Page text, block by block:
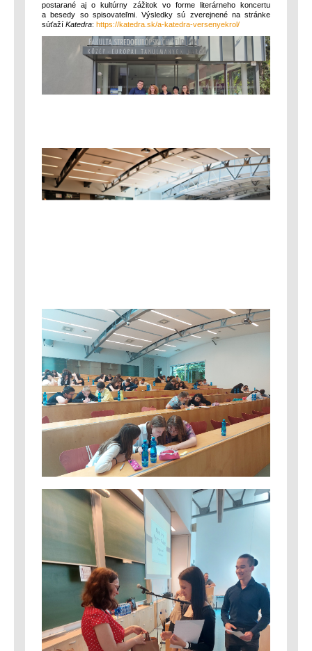
postarané aj o kultúrny zážitok vo forme literárneho koncertu
a besedy so spisovateľmi. Výsledky sú zverejnené na stránke
súťaží Katedra: https://katedra.sk/a-katedra-versenyekrol/